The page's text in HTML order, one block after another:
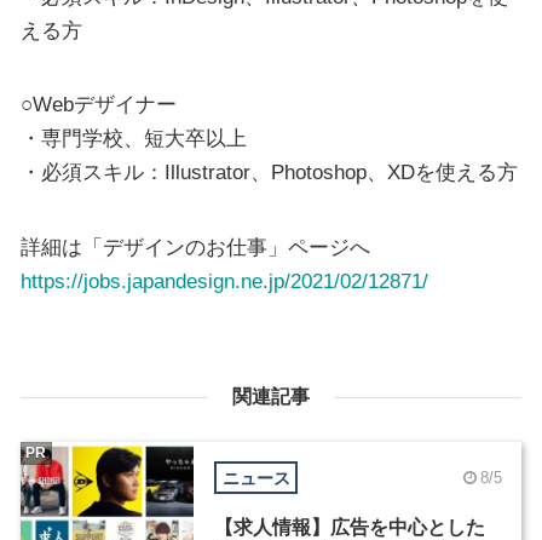
える方
○Webデザイナー
・専門学校、短大卒以上
・必須スキル：Illustrator、Photoshop、XDを使える方
詳細は「デザインのお仕事」ページへ
https://jobs.japandesign.ne.jp/2021/02/12871/
関連記事
ニュース 8/5
【求人情報】広告を中心とした
PR